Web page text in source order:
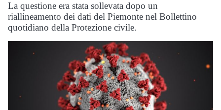
La questione era stata sollevata dopo un
riallineamento dei dati del Piemonte nel Bollettino
quotidiano della Protezione civile.